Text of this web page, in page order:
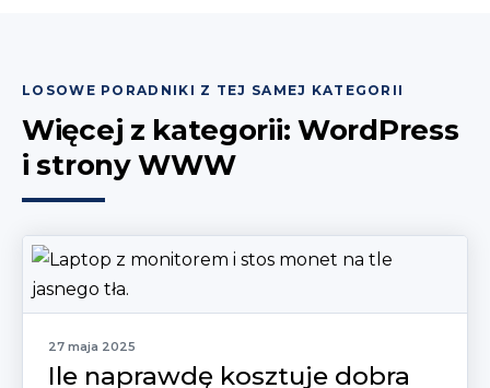
LOSOWE PORADNIKI Z TEJ SAMEJ KATEGORII
Więcej z kategorii: WordPress
i strony WWW
27 maja 2025
Ile naprawdę kosztuje dobra